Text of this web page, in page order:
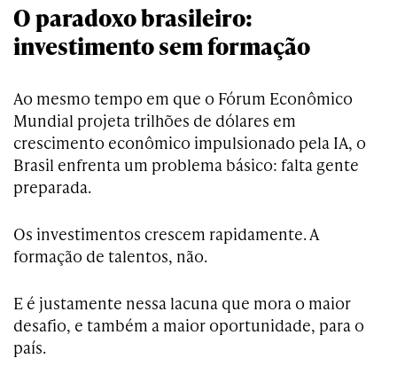
O paradoxo brasileiro:
investimento sem formação
Ao mesmo tempo em que o Fórum Econômico
Mundial projeta trilhões de dólares em
crescimento econômico impulsionado pela IA, o
Brasil enfrenta um problema básico: falta gente
preparada.
Os investimentos crescem rapidamente. A
formação de talentos, não.
E é justamente nessa lacuna que mora o maior
desafio, e também a maior oportunidade, para o
país.